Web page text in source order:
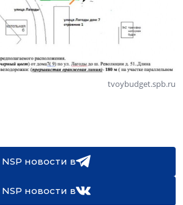
tvoybudget.spb.ru
NSP новости в
NSP новости в